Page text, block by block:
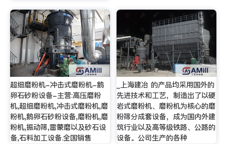
超细磨粉机-冲击式磨粉机-鹅
卵石砂粉设备-主营:高压磨粉
机,超细磨粉机,冲击式磨粉机,磨
粉机,鹅卵石砂粉设备,磨粉机,磨
粉机,振动筛,雷蒙磨以及砂石设
备,石料加工设备.全国销售
_上海建冶 的产品均采用国外的
先进技术和工艺，制造出了以硬
岩式磨粉机、磨粉机为核心的磨
粉筛分成套设备，成为国内外建
筑行业以及高等级铁路、公路的
设备。公司生产的各种